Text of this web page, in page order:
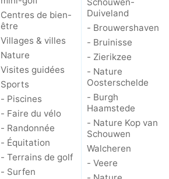
Centres de bien-
être
Villages & villes
Nature
Visites guidées
Sports
- Piscines
- Faire du vélo
- Randonnée
- Équitation
- Terrains de golf
- Surfen
Duiveland
- Brouwershaven
- Bruinisse
- Zierikzee
- Nature
Oosterschelde
- Burgh
Haamstede
- Nature Kop van
Schouwen
Walcheren
- Veere